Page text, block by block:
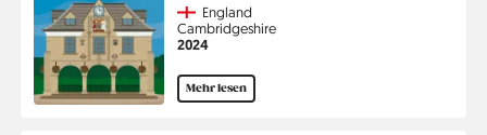
CountryEngland
Region
Cambridgeshire
Jahr
2024
Mehr lesen